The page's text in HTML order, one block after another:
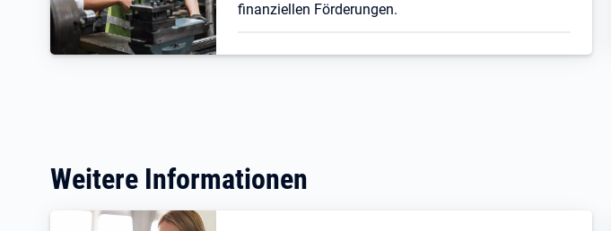
finanziellen Förderungen.
Weitere Informationen